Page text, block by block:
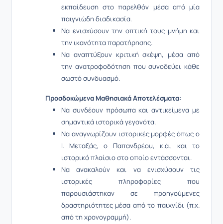
εκπαίδευση στο παρελθόν μέσα από μία
παιγνιώδη διαδικασία.
Να ενισχύσουν την οπτική τους μνήμη και
την ικανότητα παρατήρησης.
Να αναπτύξουν κριτική σκέψη, μέσα από
την ανατροφοδότηση που συνοδεύει κάθε
σωστό συνδυασμό.
Προσδοκώμενα Μαθησιακά Αποτελέσματα:
Να συνδέουν πρόσωπα και αντικείμενα με
σημαντικά ιστορικά γεγονότα.
Να αναγνωρίζουν ιστορικές μορφές όπως ο
Ι. Μεταξάς, ο Παπανδρέου, κ.ά., και το
ιστορικό πλαίσιο στο οποίο εντάσσονται.
Να ανακαλούν και να ενισχύσουν τις
ιστορικές πληροφορίες που
παρουσιάστηκαν σε προηγούμενες
δραστηριότητες μέσα από το παιχνίδι (π.χ.
από τη χρονογραμμή).